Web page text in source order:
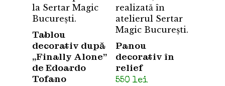
Tablou
decorativ după
„Finally Alone”
de Edoardo
Tofano
Panou
decorativ în
relief
550lei